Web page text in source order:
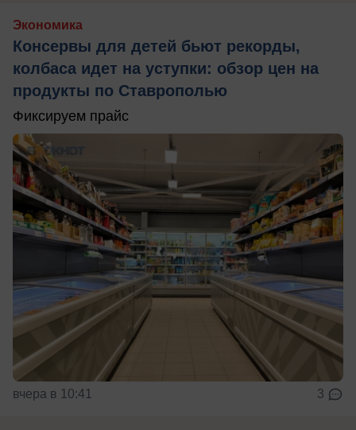
Экономика
Консервы для детей бьют рекорды,
колбаса идет на уступки: обзор цен на
продукты по Ставрополью
Фиксируем прайс
вчера в 10:41 3